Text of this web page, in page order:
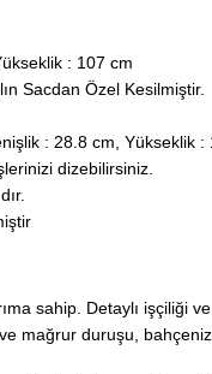
: 107 cm
Sacdan Özel Kesilmiştir.
: 28.8 cm, Yükseklik :
dizebilirsiniz.
sahip. Detaylı işçiliği
mağrur duruşu,